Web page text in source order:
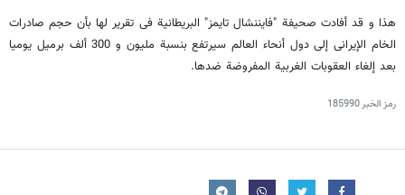
هذا و قد أفادت صحیفة "فایننشال تایمز" البریطانیة فی تقریر لها بأن حجم صادرات
الخام الإیرانی إلی دول أنحاء العالم سیرتفع بنسبة ملیون و 300 ألف برمیل یومیا
بعد إلغاء العقوبات الغربیة المفروضة ضدها.
رمز الخبر185990